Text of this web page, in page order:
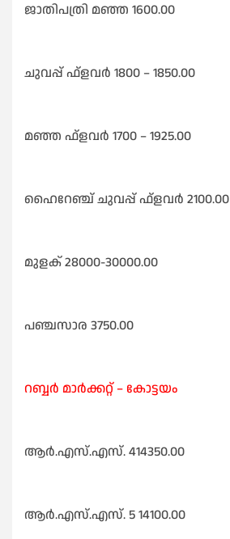
ജാതിപത്രി മഞ്ഞ 1600.00
ചുവപ്പ് ഫ്ളവർ 1800 – 1850.00
മഞ്ഞ ഫ്ളവർ 1700 – 1925.00
ഹൈറേഞ്ച് ചുവപ്പ് ഫ്ളവർ 2100.00
മുളക് 28000-30000.00
പഞ്ചസാര 3750.00
റബ്ബർ മാർക്കറ്റ്‌ – കോട്ടയം
ആർ.എസ്‌.എസ്‌. 414350.00
ആർ.എസ്‌.എസ്‌. 5 14100.00